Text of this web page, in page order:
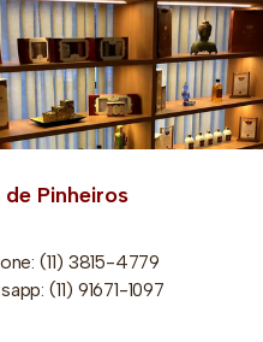
Pinheiros
(11) 3815-4779
(11) 91671-1097